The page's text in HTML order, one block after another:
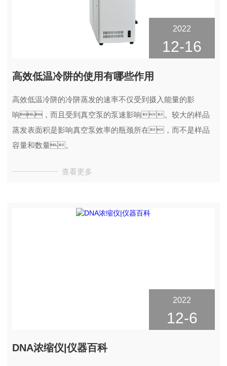
2022
12-16
高效低温冷阱的使用有哪些作用
高效低温冷阱的冷阱蒸发的速率不仅受到摄入能量的影
响，而且受到真空泵的泵速影响。较大的样品
蒸发表面积是影响真空泵效率的瓶颈所在，而不是样品
容量和数量。
查看更多
2022
12-6
DNA浓缩仪|仪器百科